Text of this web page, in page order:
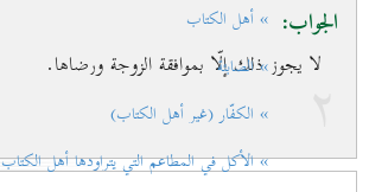
الجواب:
لا يجوز ذلك إلّا بموافقة الزوجة ورضاها.
۲
» أهل الكتاب
» الصابئة
» الكفّار (غير أهل الكتاب)
» الأكل في المطاعم التي يتراودها أهل الكتاب